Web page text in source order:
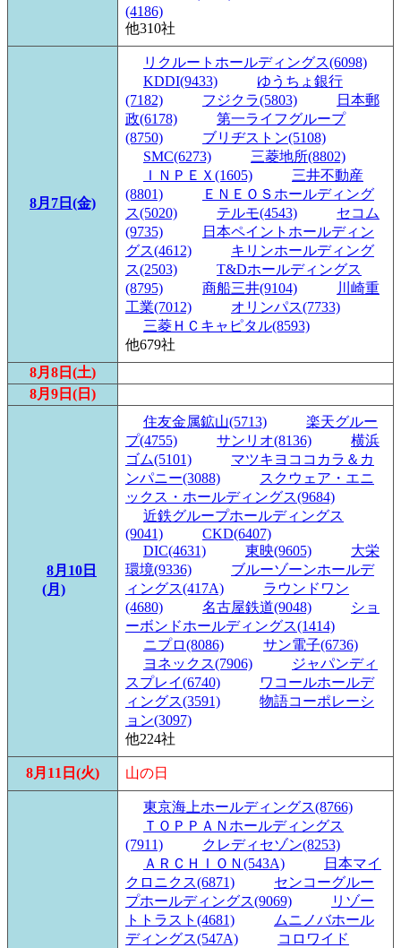
(4186)
他310社
8月7日(金)
リクルートホールディングス(6098)
KDDI(9433)
ゆうちょ銀行
(7182)
フジクラ(5803)
日本郵
政(6178)
第一ライフグループ
(8750)
ブリヂストン(5108)
SMC(6273)
三菱地所(8802)
ＩＮＰＥＸ(1605)
三井不動産
(8801)
ＥＮＥＯＳホールディング
ス(5020)
テルモ(4543)
セコム
(9735)
日本ペイントホールディン
グス(4612)
キリンホールディング
ス(2503)
T&Dホールディングス
(8795)
商船三井(9104)
川崎重
工業(7012)
オリンパス(7733)
三菱ＨＣキャピタル(8593)
他679社
8月8日(土)
8月9日(日)
8月10日
(月)
住友金属鉱山(5713)
楽天グルー
プ(4755)
サンリオ(8136)
横浜
ゴム(5101)
マツキヨココカラ＆カ
ンパニー(3088)
スクウェア・エニ
ックス・ホールディングス(9684)
近鉄グループホールディングス
(9041)
CKD(6407)
DIC(4631)
東映(9605)
大栄
環境(9336)
ブルーゾーンホールデ
ィングス(417A)
ラウンドワン
(4680)
名古屋鉄道(9048)
ショ
ーボンドホールディングス(1414)
ニプロ(8086)
サン電子(6736)
ヨネックス(7906)
ジャパンディ
スプレイ(6740)
ワコールホールデ
ィングス(3591)
物語コーポレーシ
ョン(3097)
他224社
8月11日(火) 山の日
東京海上ホールディングス(8766)
ＴＯＰＰＡＮホールディングス
(7911)
クレディセゾン(8253)
ＡＲＣＨＩＯＮ(543A)
日本マイ
クロニクス(6871)
センコーグルー
プホールディングス(9069)
リゾー
トトラスト(4681)
ムニノバホール
ディングス(547A)
コロワイド